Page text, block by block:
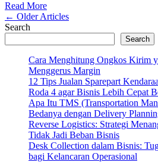
Read More
Posts
navigation
← Older Articles
Search
Search
Cara Menghitung Ongkos Kirim
Menggerus Margin
12 Tips Jualan Sparepart
Roda 4 agar Bisnis Lebih Cepat
Apa Itu TMS (Transportation
Bedanya dengan Delivery
Reverse Logistics: Strategi
Tidak Jadi Beban Bisnis
Desk Collection dalam Bisnis:
bagi Kelancaran Operasional